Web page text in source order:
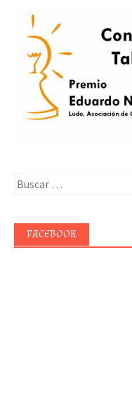
Buscar:
FACEBOOK